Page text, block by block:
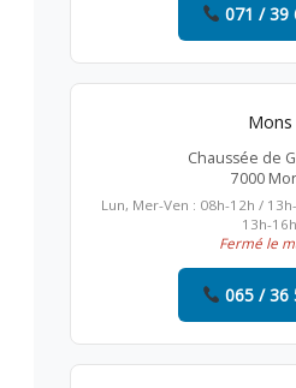
071 / 39
Mons
Chaussée de
7000
Lun, Mer-Ven : 08h-12h /
13h-16h
Fermé le
065 / 36